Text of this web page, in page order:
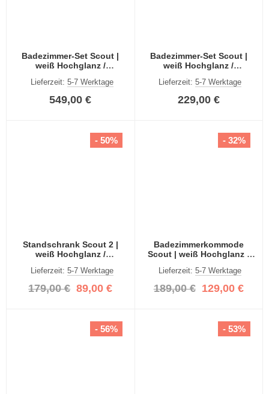
Badezimmer-Set Scout |
weiß Hochglanz /
Lieferzeit: 5-7 Werktage
549,00 €
Badezimmer-Set Scout |
weiß Hochglanz /
Lieferzeit:5-7 Werktage
229,00 €
Standschrank Scout 2 |
weiß Hochglanz /
Lieferzeit: 5-7 Werktage
179,00 € 89,00 €
- 50%
Badezimmerkommode
Scout | weiß Hochglanz /
Lieferzeit:5-7 Werktage
189,00 € 129,00 €
- 32%
- 56% - 53%